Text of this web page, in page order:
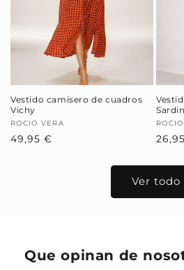
Vestido camisero de cuadros
Vichy
Proveedor:
ROCIO VERA
Precio
49,95 €
Ver todo
Que opinan de